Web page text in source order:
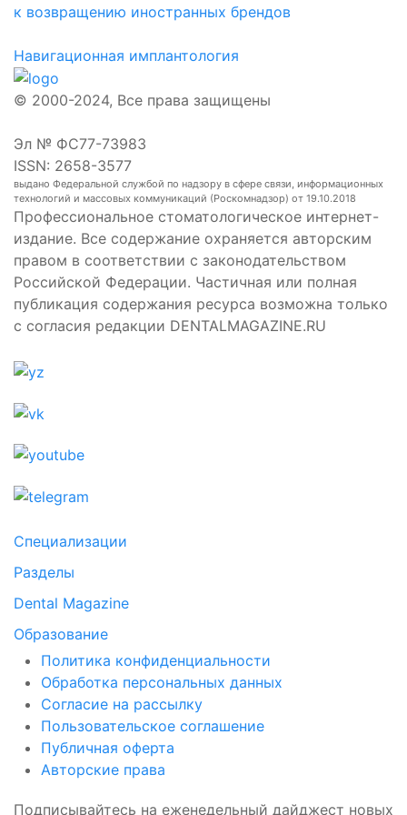
к возвращению иностранных брендов
Навигационная имплантология
© 2000-2024, Все права защищены
Эл № ФС77-73983
ISSN: 2658-3577
выдано Федеральной службой по надзору в сфере связи, информационных
технологий и массовых коммуникаций (Роскомнадзор) от 19.10.2018
Профессиональное стоматологическое интернет-
издание. Все содержание охраняется авторским
правом в соответствии с законодательством
Российской Федерации. Частичная или полная
публикация содержания ресурса возможна только
с согласия редакции DENTALMAGAZINE.RU
Специализации
Разделы
Dental Magazine
Образование
Политика конфиденциальности
Обработка персональных данных
Согласие на рассылку
Пользовательское соглашение
Публичная оферта
Авторские права
Подписывайтесь на еженедельный дайджест новых